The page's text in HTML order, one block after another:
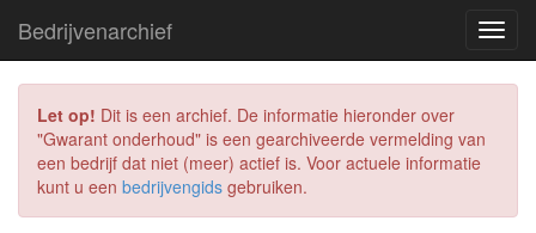
Bedrijvenarchief
Let op! Dit is een archief. De informatie hieronder over
"Gwarant onderhoud" is een gearchiveerde vermelding van
een bedrijf dat niet (meer) actief is. Voor actuele informatie
kunt u een bedrijvengids gebruiken.